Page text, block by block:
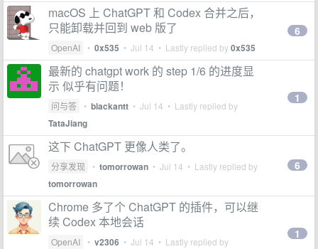
macOS 上 ChatGPT 和 Codex 合并之后，
只能卸载并回到 web 版了
OpenAI • 0x535 • Jul 14 • Lastly replied by0x535
6
最新的 chatgpt work 的 step 1/6 的进度显
示 似乎有问题！
问与答 • blackantt • Jul 14 • Lastly replied by
TataJiang
1
这下 ChatGPT 更像人类了。
分享发现 • tomorrowan • Jul 14 • Lastly replied by
tomorrowan
6
Chrome 多了个 ChatGPT 的插件，可以继
续 Codex 本地会话
OpenAI • v2306 • Jul 14 • Lastly replied by
1